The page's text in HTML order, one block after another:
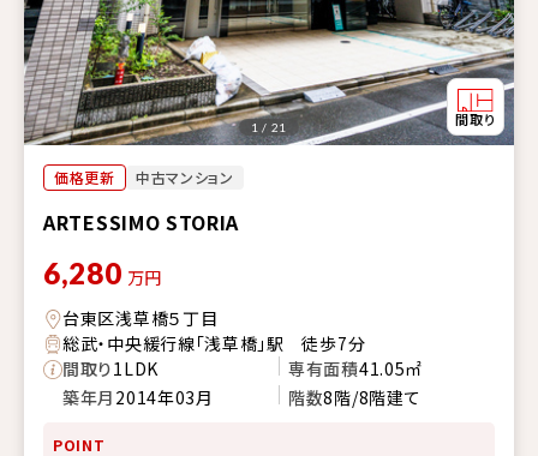
価格更新 中古マンション
ARTESSIMO STORIA
1 / 21
6,280 万円
台東区浅草橋５丁目
総武・中央緩行線「浅草橋」駅 徒歩7分
間取り1LDK 専有面積41.05㎡
築年月 2014年03月 階数8階/8階建て
POINT